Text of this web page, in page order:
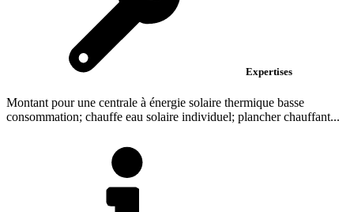
Expertises
Montant pour une centrale à énergie solaire thermique basse
consommation; chauffe eau solaire individuel; plancher chauffant...